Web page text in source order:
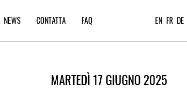
NEWS CONTATTA FAQ EN FR DE
MARTEDÌ 17 GIUGNO 2025